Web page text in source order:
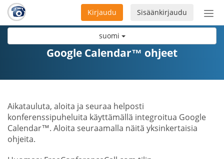
suomi
Sisäänkirjaudu
Kirjaudu
Google Calendar™ ohjeet
Aikatauluta, aloita ja seuraa helposti
konferenssipuheluita käyttämällä integroitua Google
Calendar™. Aloita seuraamalla näitä yksinkertaisia
ohjeita.